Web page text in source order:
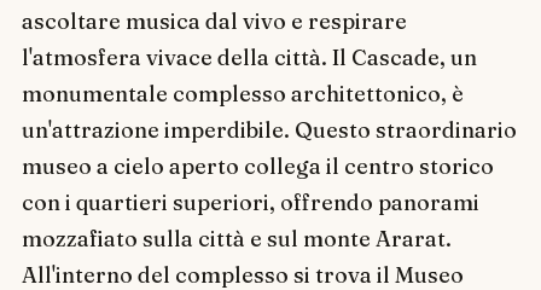
ascoltare musica dal vivo e respirare
l'atmosfera vivace della città. Il Cascade, un
monumentale complesso architettonico, è
un'attrazione imperdibile. Questo straordinario
museo a cielo aperto collega il centro storico
con i quartieri superiori, offrendo panorami
mozzafiato sulla città e sul monte Ararat.
All'interno del complesso si trova il Museo